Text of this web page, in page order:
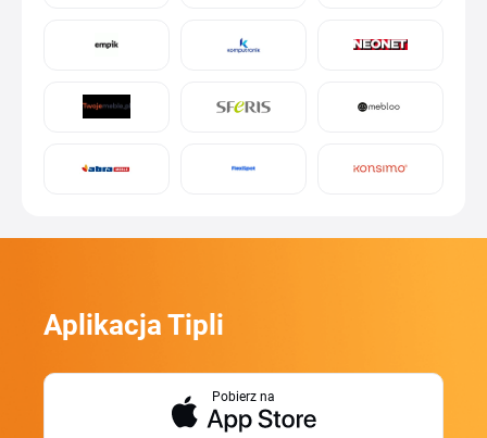
Aplikacja Tipli
Pobierz na